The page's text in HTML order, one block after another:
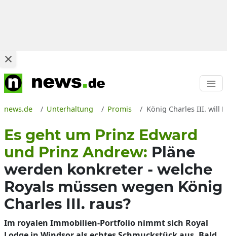
news.de Unterhaltung Promis König Charles III. will
Es geht um Prinz Edward
und Prinz Andrew: Pläne
werden konkreter - welche
Royals müssen wegen König
Charles III. raus?
Im royalen Immobilien-Portfolio nimmt sich Royal